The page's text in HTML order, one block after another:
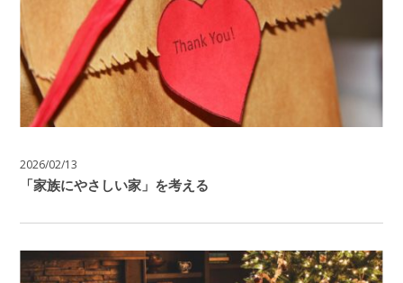
2026/02/13
「家族にやさしい家」を考える